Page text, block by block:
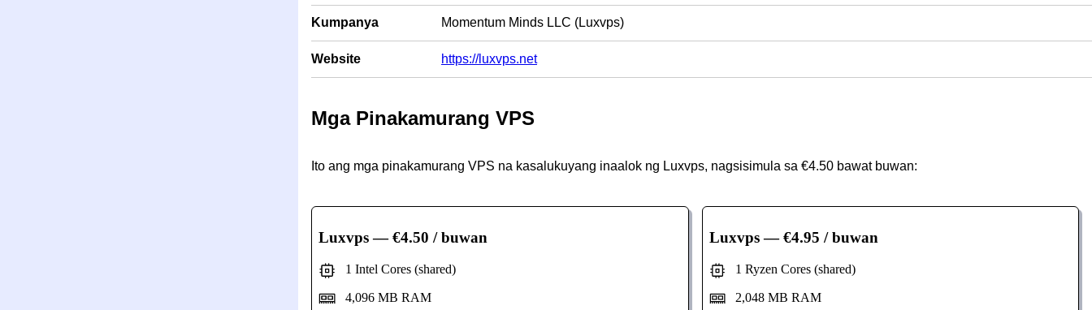
Kumpanya Momentum Minds LLC (Luxvps)
Website https://luxvps.net
Mga Pinakamurang VPS
Ito ang mga pinakamurang VPS na kasalukuyang inaalok ng Luxvps, nagsisimula sa €4.50 bawat buwan:
Luxvps— €4.50 / buwan
1 Intel Cores (shared)
4,096 MB RAM
Luxvps— €4.95 / buwan
1 Ryzen Cores (shared)
2,048 MB RAM